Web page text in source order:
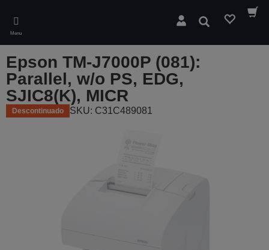
main
content
Menu
Pesquisar
Epson TM-J7000P (081):
Parallel, w/o PS, EDG,
SJIC8(K), MICR
Descontinuado SKU: C31C489081